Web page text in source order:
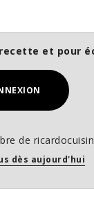
et pour
de
dès aujourd'hui